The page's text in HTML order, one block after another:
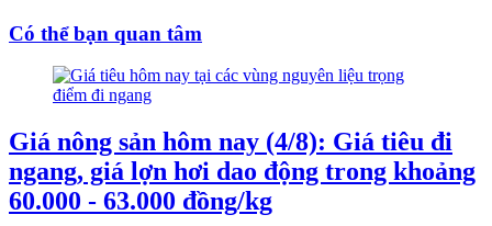
Có thể bạn quan tâm
Giá nông sản hôm nay (4/8): Giá tiêu đi
ngang, giá lợn hơi dao động trong khoảng
60.000 - 63.000 đồng/kg